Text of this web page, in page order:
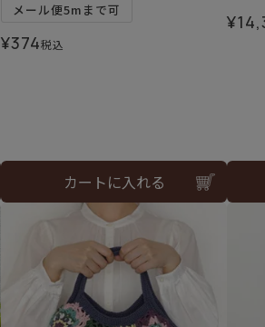
メール便5mまで可
¥374税込
カートに入れる
¥